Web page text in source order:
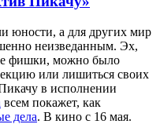
юности, а для других мир
неизведанным. Эх,
фишки, можно было
или лишиться своих
в исполнении
всем покажет, как
дела. В кино с 16 мая.